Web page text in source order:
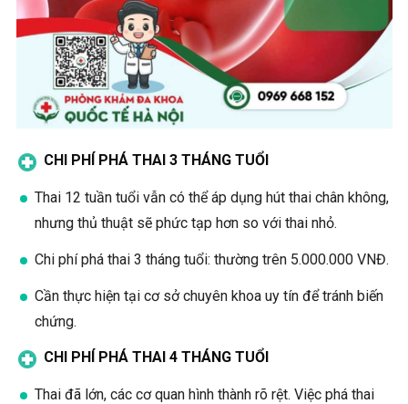
CHI PHÍ PHÁ THAI 3 THÁNG TUỔI
Thai 12 tuần tuổi vẫn có thể áp dụng hút thai chân không,
nhưng thủ thuật sẽ phức tạp hơn so với thai nhỏ.
Chi phí phá thai 3 tháng tuổi: thường trên 5.000.000 VNĐ.
Cần thực hiện tại cơ sở chuyên khoa uy tín để tránh biến
chứng.
CHI PHÍ PHÁ THAI 4 THÁNG TUỔI
Thai đã lớn, các cơ quan hình thành rõ rệt. Việc phá thai